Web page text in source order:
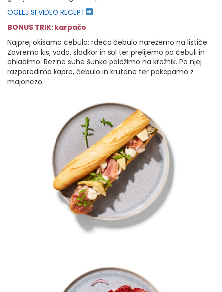
OGLEJ SI VIDEO RECEPT
BONUS TRIK: karpačo
Najprej okisamo čebulo: rdečo čebulo narežemo na lističe.
Zavremo kis, vodo, sladkor in sol ter prelijemo po čebuli in
ohladimo. Rezine suhe šunke položimo na krožnik. Po njej
razporedimo kapre, čebulo in krutone ter pokapamo z
majonezo.